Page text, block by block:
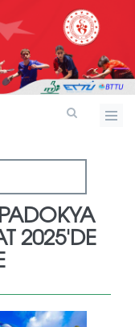
2025'DE